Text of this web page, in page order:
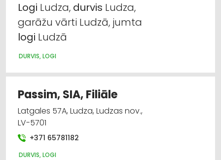
Logi Ludza, durvis Ludza,
garāžu vārti Ludzā, jumta
logi Ludzā
DURVIS, LOGI
Passim, SIA, Filiāle
Latgales 57A, Ludza, Ludzas nov.,
LV-5701
+371 65781182
DURVIS, LOGI